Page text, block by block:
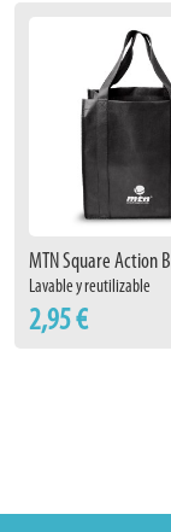
MTN Square Action
Lavable y reutilizable
2,95 €